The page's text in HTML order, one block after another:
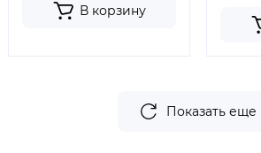
В корзину
Показать еще